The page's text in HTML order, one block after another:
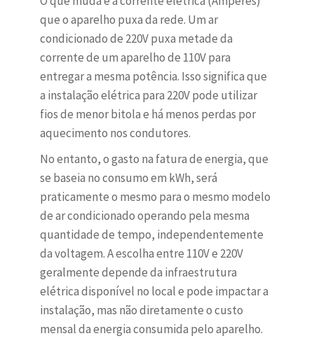
que o aparelho puxa da rede. Um ar
condicionado de 220V puxa metade da
corrente de um aparelho de 110V para
entregar a mesma potência. Isso significa que
a instalação elétrica para 220V pode utilizar
fios de menor bitola e há menos perdas por
aquecimento nos condutores.
No entanto, o gasto na fatura de energia, que
se baseia no consumo em kWh, será
praticamente o mesmo para o mesmo modelo
de ar condicionado operando pela mesma
quantidade de tempo, independentemente
da voltagem. A escolha entre 110V e 220V
geralmente depende da infraestrutura
elétrica disponível no local e pode impactar a
instalação, mas não diretamente o custo
mensal da energia consumida pelo aparelho.